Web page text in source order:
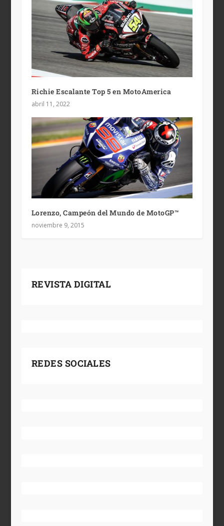
Richie Escalante Top 5 en MotoAmerica
abril 11, 2022
Lorenzo, Campeón del Mundo de MotoGP™
noviembre 9, 2015
REVISTA DIGITAL
REDES SOCIALES